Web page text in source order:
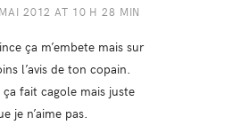
2012 AT 10 H 28 MIN
ça m’embete mais sur
l’avis de ton copain.
fait cagole mais juste
je n’aime pas.